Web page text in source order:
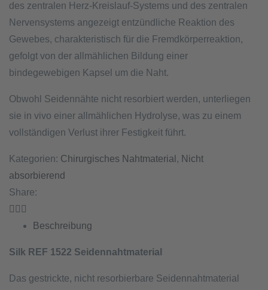
des zentralen Herz-Kreislauf-Systems und des zentralen
Nervensystems angezeigt entzündliche Reaktion des
Gewebes, charakteristisch für die Fremdkörperreaktion,
gefolgt von der allmählichen Bildung einer
bindegewebigen Kapsel um die Naht.
Obwohl Seidennähte nicht resorbiert werden, unterliegen
sie in vivo einer allmählichen Hydrolyse, was zu einem
vollständigen Verlust ihrer Festigkeit führt.
Kategorien: Chirurgisches Nahtmaterial , Nicht
absorbierend
Share:
Beschreibung
Silk REF 1522 Seidennahtmaterial
Das gestrickte, nicht resorbierbare Seidennahtmaterial